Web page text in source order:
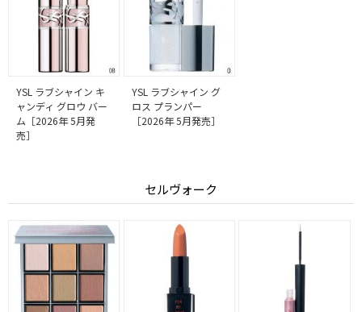
YSL ラブシャイン キ
ャンディ グロウ バー
ム［2026年 5月発
売］
YSL ラブシャイン グ
ロス プランパー
［2026年 5月発売］
セルヴォーク